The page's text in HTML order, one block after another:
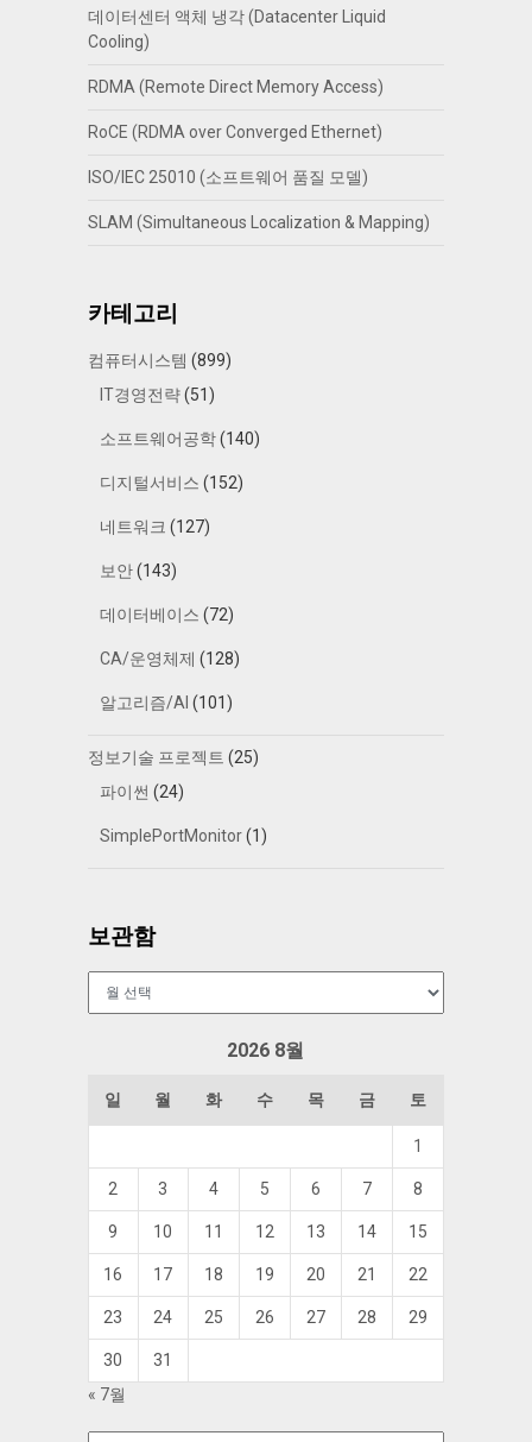
데이터센터 액체 냉각 (Datacenter Liquid
Cooling)
RDMA (Remote Direct Memory Access)
RoCE (RDMA over Converged Ethernet)
ISO/IEC 25010 (소프트웨어 품질 모델)
SLAM (Simultaneous Localization & Mapping)
카테고리
컴퓨터시스템 (899)
IT경영전략(51)
소프트웨어공학(140)
디지털서비스 (152)
네트워크 (127)
보안(143)
데이터베이스 (72)
CA/운영체제 (128)
알고리즘/AI (101)
정보기술 프로젝트 (25)
파이썬 (24)
SimplePortMonitor(1)
보관함
2026 8월
일 월 화 수 목 금 토
1
2 3 4 5 6 7 8
9 10 11 12 13 14 15
16 17 18 19 20 21 22
23 24 25 26 27 28 29
30
31
« 7월